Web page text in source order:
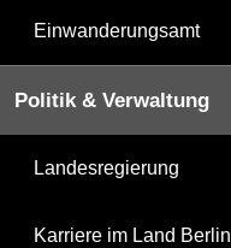
Einwanderungsamt
Politik & Verwaltung
Landesregierung
Karriere im Land Berlin